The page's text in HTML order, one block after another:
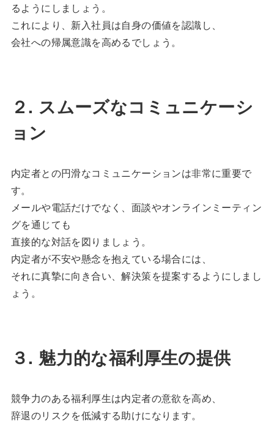
るようにしましょう。
これにより、新入社員は自身の価値を認識し、
会社への帰属意識を高めるでしょう。
２. スムーズなコミュニケーシ
ョン
内定者との円滑なコミュニケーションは非常に重要で
す。
メールや電話だけでなく、面談やオンラインミーティン
グを通じても
直接的な対話を図りましょう。
内定者が不安や懸念を抱えている場合には、
それに真摯に向き合い、解決策を提案するようにしまし
ょう。
３. 魅力的な福利厚生の提供
競争力のある福利厚生は内定者の意欲を高め、
辞退のリスクを低減する助けになります。